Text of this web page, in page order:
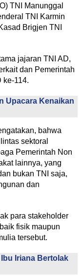
TNI Manunggal
TNI Karmin
Brigjen TNI
jajaran TNI AD,
dan Pemerintah
ke-114.
Upacara Kenaikan
bahwa
sektoral
Pemerintah Non
lainnya, yang
bukan TNI saja,
dan
para stakeholder
fisik maupun
tersebut.
Iriana Bertolak